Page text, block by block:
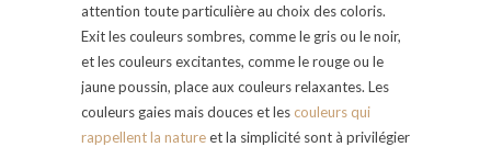
attention toute particulière au choix des coloris.
Exit les couleurs sombres, comme le gris ou le noir,
et les couleurs excitantes, comme le rouge ou le
jaune poussin, place aux couleurs relaxantes. Les
couleurs gaies mais douces et les couleurs qui
rappellent la natureet la simplicité sont à privilégier